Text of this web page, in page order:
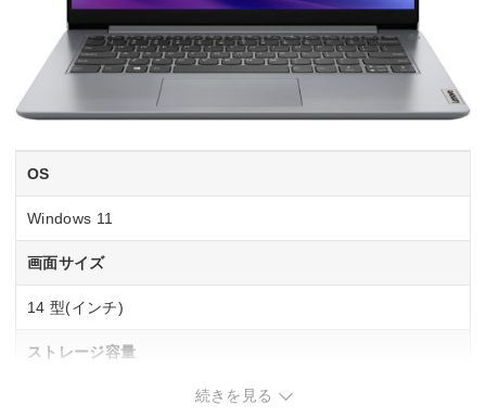
OS
Windows 11
画面サイズ
14 型(インチ)
ストレージ容量
続きを見る